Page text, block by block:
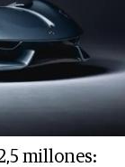
millones: